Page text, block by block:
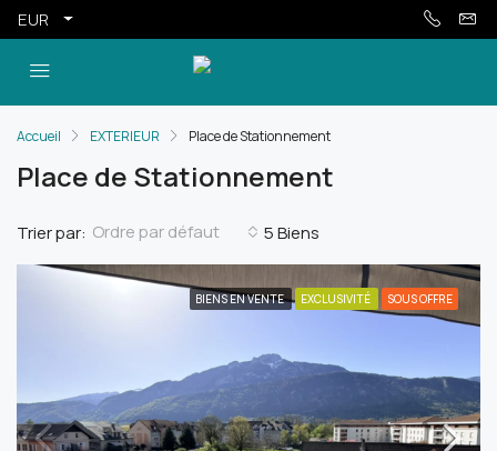
EUR
Accueil EXTERIEUR Place de Stationnement
Place de Stationnement
5 Biens
Trier par: Ordre par défaut
BIENS EN VENTE EXCLUSIVITÉ SOUS OFFRE